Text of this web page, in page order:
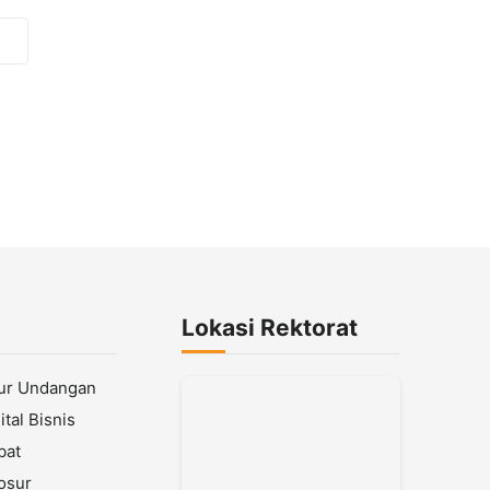
Undangan
Bisnis
Lokasi Rektorat